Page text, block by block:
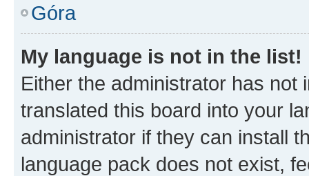
Góra
My language is not in the list!
Either the administrator has not
translated this board into your
administrator if they can install
language pack does not exist,